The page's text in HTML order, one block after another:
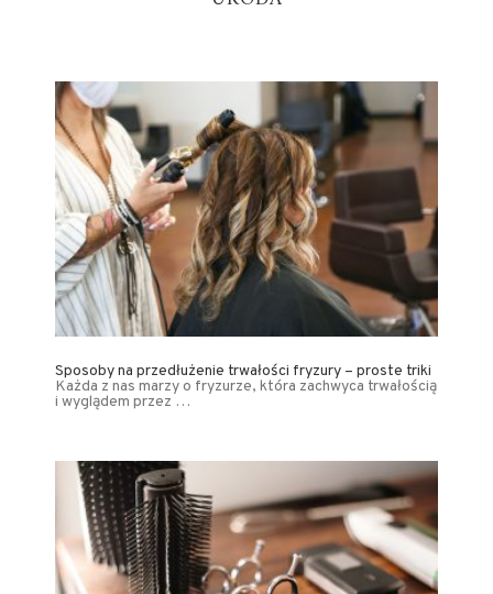
Sposoby na przedłużenie trwałości fryzury – proste triki
Każda z nas marzy o fryzurze, która zachwyca trwałością
i wyglądem przez …